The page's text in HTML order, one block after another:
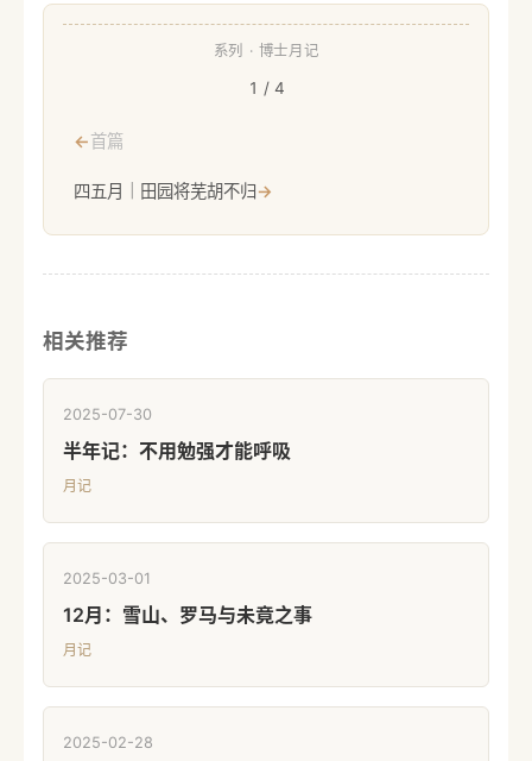
←首篇
系列 · 博士月记
1 / 4
四五月｜田园将芜胡不归→
相关推荐
2025-07-30
半年记：不用勉强才能呼吸
月记
2025-03-01
12月：雪山、罗马与未竟之事
月记
2025-02-28